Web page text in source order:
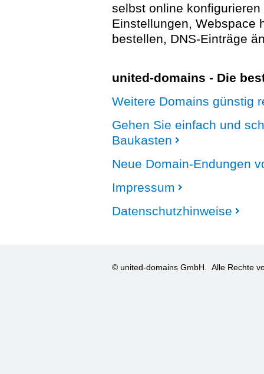
selbst online
Einstellungen, Webspace
bestellen, DNS-Einträge
united-domains - Die
Weitere Domains günstig
Gehen Sie einfach und
Baukasten
Neue Domain-Endungen
Impressum
Datenschutzhinweise
© united-domains GmbH. Alle Rechte